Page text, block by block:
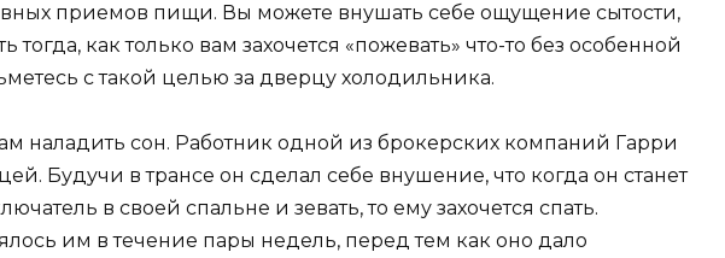
приемов пищи. Вы можете внушать себе ощущение сытости,
тогда, как только вам захочется «пожевать» что-то без особенной
с такой целью за дверцу холодильника.
наладить сон. Работник одной из брокерских компаний Гарри
Будучи в трансе он сделал себе внушение, что когда он станет
в своей спальне и зевать, то ему захочется спать.
им в течение пары недель, перед тем как оно дало